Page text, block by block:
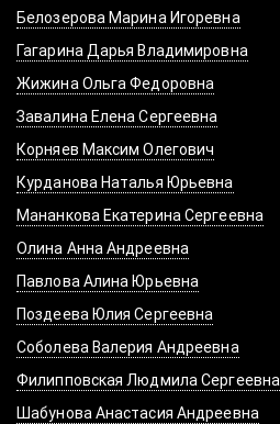
Белозерова Марина Игоревна
Гагарина Дарья Владимировна
Жижина Ольга Федоровна
Завалина Елена Сергеевна
Корняев Максим Олегович
Курданова Наталья Юрьевна
Мананкова Екатерина Сергеевна
Олина Анна Андреевна
Павлова Алина Юрьевна
Поздеева Юлия Сергеевна
Соболева Валерия Андреевна
Филипповская Людмила Сергеевна
Шабунова Анастасия Андреевна